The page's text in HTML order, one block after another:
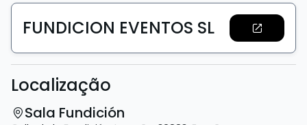
FUNDICION EVENTOS SL
Localização
Sala Fundición